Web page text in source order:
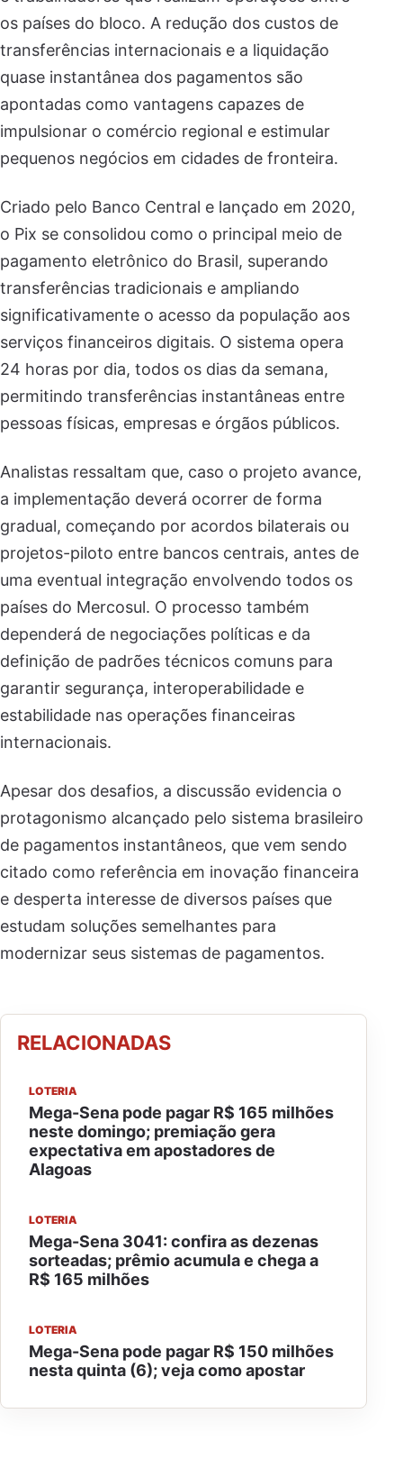
os países do bloco. A redução dos custos de
transferências internacionais e a liquidação
quase instantânea dos pagamentos são
apontadas como vantagens capazes de
impulsionar o comércio regional e estimular
pequenos negócios em cidades de fronteira.
Criado pelo Banco Central e lançado em 2020,
o Pix se consolidou como o principal meio de
pagamento eletrônico do Brasil, superando
transferências tradicionais e ampliando
significativamente o acesso da população aos
serviços financeiros digitais. O sistema opera
24 horas por dia, todos os dias da semana,
permitindo transferências instantâneas entre
pessoas físicas, empresas e órgãos públicos.
Analistas ressaltam que, caso o projeto avance,
a implementação deverá ocorrer de forma
gradual, começando por acordos bilaterais ou
projetos-piloto entre bancos centrais, antes de
uma eventual integração envolvendo todos os
países do Mercosul. O processo também
dependerá de negociações políticas e da
definição de padrões técnicos comuns para
garantir segurança, interoperabilidade e
estabilidade nas operações financeiras
internacionais.
Apesar dos desafios, a discussão evidencia o
protagonismo alcançado pelo sistema brasileiro
de pagamentos instantâneos, que vem sendo
citado como referência em inovação financeira
e desperta interesse de diversos países que
estudam soluções semelhantes para
modernizar seus sistemas de pagamentos.
RELACIONADAS
LOTERIA
Mega-Sena pode pagar R$ 165 milhões
neste domingo; premiação gera
expectativa em apostadores de
Alagoas
LOTERIA
Mega-Sena 3041: confira as dezenas
sorteadas; prêmio acumula e chega a
R$ 165 milhões
LOTERIA
Mega-Sena pode pagar R$ 150 milhões
nesta quinta (6); veja como apostar